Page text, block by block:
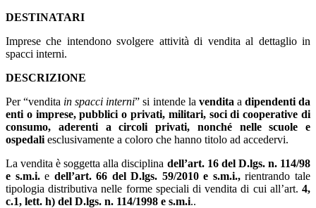
DESTINATARI
Imprese che intendono svolgere attività di vendita al dettaglio in
spacci interni.
DESCRIZIONE
Per “vendita in spacci interni” si intende la vendita a dipendenti da
enti o imprese, pubblici o privati, militari, soci di cooperative di
consumo, aderenti a circoli privati, nonché nelle scuole e
ospedali esclusivamente a coloro che hanno titolo ad accedervi.
La vendita è soggetta alla disciplina dell’art. 16 del D.lgs. n. 114/98
e s.m.i.e dell’art. 66 del D.lgs. 59/2010 e s.m.i.,rientrando tale
tipologia distributiva nelle forme speciali di vendita di cui all’art. 4,
c.1, lett. h) del D.lgs. n. 114/1998 e s.m.i..